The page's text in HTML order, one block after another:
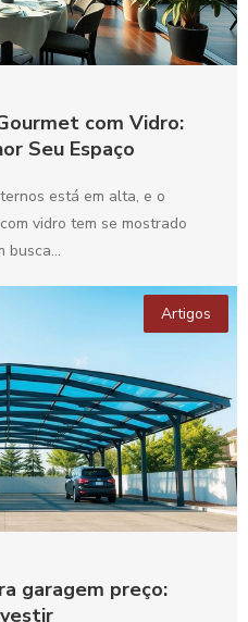
com Vidro:
Seu Espaço
está em alta, e o
vidro tem se mostrado
busca...
Artigos
garagem preço: